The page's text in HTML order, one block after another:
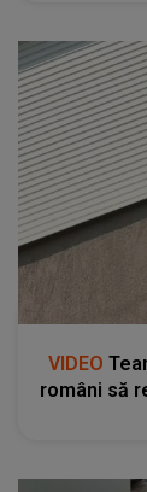
VIDEO
români să